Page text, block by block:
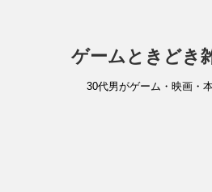
ゲームときどき
30代男がゲーム・映画・